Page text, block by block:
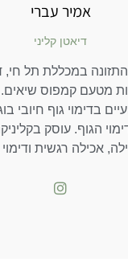
אמירעברי
דיאטן קליני
במכללת תל חי,
מטעם קמפוס שיאים.
בדימוי גוף חיובי
הגוף. עוסק
אכילה רגשית ודימוי